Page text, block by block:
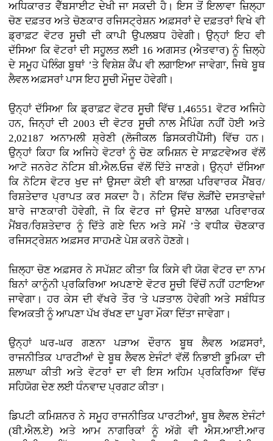
ਅਧਿਕਾਰਤ ਵੈੱਬਸਾਈਟ ਦੇਖੀ ਜਾ ਸਕਦੀ ਹੈ। ਇਸ ਤੋਂ ਇਲਾਵਾ ਜ਼ਿਲ੍ਹਾ
ਚੋਣ ਦਫ਼ਤਰ ਅਤੇ ਚੋਣਕਾਰ ਰਜਿਸਟ੍ਰੇਸ਼ਨ ਅਫ਼ਸਰਾਂ ਦੇ ਦਫ਼ਤਰਾਂ ਵਿਖੇ ਵੀ
ਡ੍ਰਾਫ਼ਟ ਵੋਟਰ ਸੂਚੀ ਦੀ ਕਾਪੀ ਉਪਲਬਧ ਹੋਵੇਗੀ। ਉਨ੍ਹਾਂ ਇਹ ਵੀ
ਦੱਸਿਆ ਕਿ ਵੋਟਰਾਂ ਦੀ ਸਹੂਲਤ ਲਈ 16 ਅਗਸਤ (ਐਤਵਾਰ) ਨੂੰ ਜ਼ਿਲ੍ਹੇ
ਦੇ ਸਮੂਹ ਪੋਲਿੰਗ ਬੂਥਾਂ ’ਤੇ ਵਿਸ਼ੇਸ਼ ਕੈਂਪ ਵੀ ਲਗਾਇਆ ਜਾਵੇਗਾ, ਜਿਥੇ ਬੂਥ
ਲੈਵਲ ਅਫ਼ਸਰਾਂ ਪਾਸ ਇਹ ਸੂਚੀ ਮੌਜੂਦ ਹੋਵੇਗੀ।
ਉਨ੍ਹਾਂ ਦੱਸਿਆ ਕਿ ਡ੍ਰਾਫ਼ਟ ਵੋਟਰ ਸੂਚੀ ਵਿੱਚ 1,46551 ਵੋਟਰ ਅਜਿਹੇ
ਹਨ, ਜਿਨ੍ਹਾਂ ਦੀ 2003 ਦੀ ਵੋਟਰ ਸੂਚੀ ਨਾਲ ਮੈਪਿੰਗ ਨਹੀਂ ਹੋਈ ਅਤੇ
2,02187 ਅਨਾਮਲੀ ਸ਼੍ਰੇਣੀ (ਲੋਜੀਕਲ ਡਿਸਕਰੀਪੈਂਸੀ) ਵਿੱਚ ਹਨ।
ਉਨ੍ਹਾਂ ਕਿਹਾ ਕਿ ਅਜਿਹੇ ਵੋਟਰਾਂ ਨੂੰ ਚੋਣ ਕਮਿਸ਼ਨ ਦੇ ਸਾਫ਼ਟਵੇਅਰ ਵੱਲੋਂ
ਆਟੋ ਜਨਰੇਟ ਨੋਟਿਸ ਬੀ.ਐਲ.ਓਜ਼ ਵੱਲੋਂ ਦਿੱਤੇ ਜਾਣਗੇ। ਉਨ੍ਹਾਂ ਦੱਸਿਆ
ਕਿ ਨੋਟਿਸ ਵੋਟਰ ਖੁਦ ਜਾਂ ਉਸਦਾ ਕੋਈ ਵੀ ਬਾਲਗ ਪਰਿਵਾਰਕ ਮੈਂਬਰ/
ਰਿਸ਼ਤੇਦਾਰ ਪ੍ਰਾਪਤ ਕਰ ਸਕਦਾ ਹੈ। ਨੋਟਿਸ ਵਿੱਚ ਲੋੜੀਂਦੇ ਦਸਤਾਵੇਜ਼ਾਂ
ਬਾਰੇ ਜਾਣਕਾਰੀ ਹੋਵੇਗੀ, ਜੋ ਕਿ ਵੋਟਰ ਜਾਂ ਉਸਦੇ ਬਾਲਗ ਪਰਿਵਾਰਕ
ਮੈਂਬਰ/ਰਿਸ਼ਤੇਦਾਰ ਨੂੰ ਦਿੱਤੇ ਗਏ ਦਿਨ ਅਤੇ ਸਮੇਂ ’ਤੇ ਵਧੀਕ ਚੋਣਕਾਰ
ਰਜਿਸਟ੍ਰੇਸ਼ਨ ਅਫ਼ਸਰ ਸਾਹਮਣੇ ਪੇਸ਼ ਕਰਨੇ ਹੋਣਗੇ।
ਜ਼ਿਲ੍ਹਾ ਚੋਣ ਅਫ਼ਸਰ ਨੇ ਸਪੱਸ਼ਟ ਕੀਤਾ ਕਿ ਕਿਸੇ ਵੀ ਯੋਗ ਵੋਟਰ ਦਾ ਨਾਮ
ਬਿਨਾਂ ਕਾਨੂੰਨੀ ਪ੍ਰਕਿਰਿਆ ਅਪਣਾਏ ਵੋਟਰ ਸੂਚੀ ਵਿੱਚੋਂ ਨਹੀਂ ਹਟਾਇਆ
ਜਾਵੇਗਾ। ਹਰ ਕੇਸ ਦੀ ਵੱਖਰੇ ਤੌਰ 'ਤੇ ਪੜਤਾਲ ਹੋਵੇਗੀ ਅਤੇ ਸਬੰਧਿਤ
ਵਿਅਕਤੀ ਨੂੰ ਆਪਣਾ ਪੱਖ ਰੱਖਣ ਦਾ ਪੂਰਾ ਮੌਕਾ ਦਿੱਤਾ ਜਾਵੇਗਾ।
ਉਨ੍ਹਾਂ ਘਰ-ਘਰ ਗਣਨਾ ਪੜਾਅ ਦੌਰਾਨ ਬੂਥ ਲੈਵਲ ਅਫ਼ਸਰਾਂ,
ਰਾਜਨੀਤਿਕ ਪਾਰਟੀਆਂ ਦੇ ਬੂਥ ਲੈਵਲ ਏਜੰਟਾਂ ਵੱਲੋਂ ਨਿਭਾਈ ਭੂਮਿਕਾ ਦੀ
ਸ਼ਲਾਘਾ ਕੀਤੀ ਅਤੇ ਵੋਟਰਾਂ ਦਾ ਵੀ ਇਸ ਅਹਿਮ ਪ੍ਰਕਿਰਿਆ ਵਿੱਚ
ਸਹਿਯੋਗ ਦੇਣ ਲਈ ਧੰਨਵਾਦ ਪ੍ਰਗਟ ਕੀਤਾ।
ਡਿਪਟੀ ਕਮਿਸ਼ਨਰ ਨੇ ਸਮੂਹ ਰਾਜਨੀਤਿਕ ਪਾਰਟੀਆਂ, ਬੂਥ ਲੈਵਲ ਏਜੰਟਾਂ
(ਬੀ.ਐਲ.ਏ) ਅਤੇ ਆਮ ਨਾਗਰਿਕਾਂ ਨੂੰ ਅੱਗੇ ਵੀ ਐਸ.ਆਈ.ਆਰ